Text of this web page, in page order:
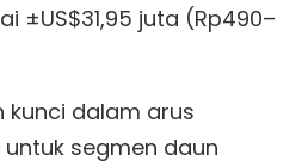
±US$31,95 juta (Rp490–
kunci dalam arus
segmen daun